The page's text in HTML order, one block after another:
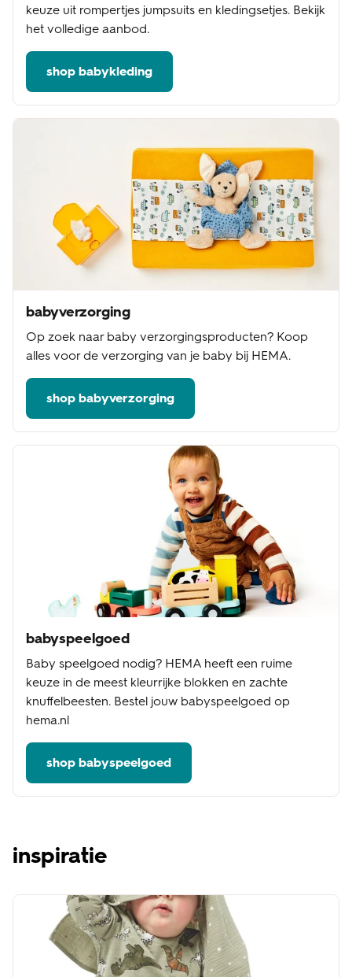
keuze uit rompertjes jumpsuits en kledingsetjes. Bekijk
het volledige aanbod.
shop babykleding
babyverzorging
Op zoek naar baby verzorgingsproducten? Koop
alles voor de verzorging van je baby bij HEMA.
shop babyverzorging
babyspeelgoed
Baby speelgoed nodig? HEMA heeft een ruime
keuze in de meest kleurrijke blokken en zachte
knuffelbeesten. Bestel jouw babyspeelgoed op
hema.nl
shop babyspeelgoed
inspiratie